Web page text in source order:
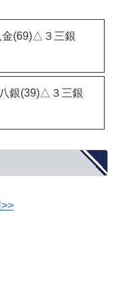
(69)△３三銀
銀(39)△３三銀